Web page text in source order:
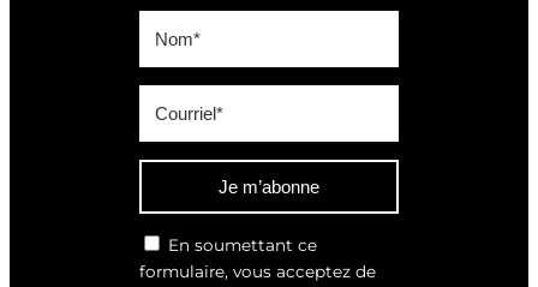
Je m’abonne
En soumettant ce
formulaire, vous acceptez de